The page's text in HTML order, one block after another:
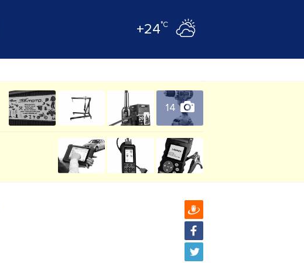
+24°C
14